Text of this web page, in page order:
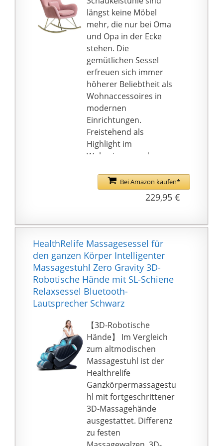
Körpermeridiane
verbessern,
Blutkreislauf fördern
und macht Massage
genussvoll und
effektiver als den
allgemeinen Sessel.
Hochwertiges
Polstermaterial --
Dieses Polstermaterial
ist aus Stoff. Die schöne
Oberfläche zeichnet
sich durch eine gute
Pilling-Effekt aus. Es ist
atmungsaktiv und
hautfreundlich. Er ist in
Woche mit Staubsauger
längst keine Möbel
mehr, die nur bei Oma
und Opa in der Ecke
stehen. Die
gemütlichen Sessel
erfreuen sich immer
höherer Beliebtheit als
Wohnaccessoires in
modernen
Einrichtungen.
Freistehend als
Highlight im
Wohnzimmer oder
skandinavischen
Einrichtung: Dieser
Schaukelsessel passt in
ABMESSUNGEN Breite:
74 cm // Höhe: 101 cm
// Tiefe: 89 cm //
Sitzfläche (BxT): 47 x 48
cm // Sitzhöhe: 45 cm //
Maximalbelastbarkeit:
120 kg.
Sessels: Samt //
Untergestell: lackiertes
Eisen.
PFLEGE Wir empfehlen,
frisch entstandene
Flecken auf dem Stuhl
sofort mit einem Tuch
abzutupfen. Bei einer
Behandlung mit Natron
kann das trockene
Pulver einfach auf die
Bei Amazon kaufen*
229,95 €
HealthRelife Massagesessel für
den ganzen Körper Intelligenter
Massagestuhl Zero Gravity 3D-
Robotische Hände mit SL-Schiene
Relaxsessel Bluetooth-
Lautsprecher Schwarz
【3D-Robotische
Hände】 Im Vergleich
zum altmodischen
Massagestuhl ist der
Healthrelife
Ganzkörpermassagestu
hl mit fortgeschrittener
3D-Massagehände
ausgestattet. Differenz
zu festen